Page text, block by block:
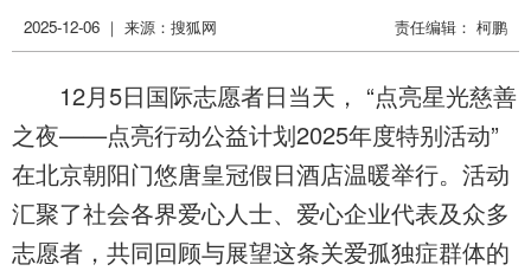
2025-12-06 ｜ 来源：搜狐网 责任编辑： 柯鹏
12月5日国际志愿者日当天， “点亮星光慈善
之夜——点亮行动公益计划2025年度特别活动”
在北京朝阳门悠唐皇冠假日酒店温暖举行。活动
汇聚了社会各界爱心人士、爱心企业代表及众多
志愿者，共同回顾与展望这条关爱孤独症群体的